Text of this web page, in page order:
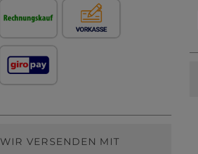
WIR VERSENDEN MIT